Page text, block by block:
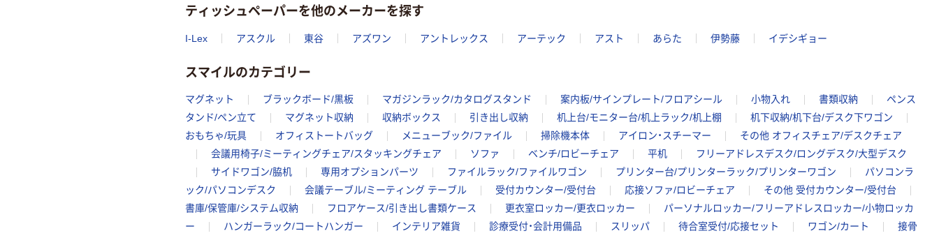
ティッシュペーパーを他のメーカーを探す
I-Lex アスクル 東谷 アズワン アントレックス アーテック アスト あらた 伊勢藤 イデシギョー
スマイルのカテゴリー
マグネット ブラックボード/黒板 マガジンラック/カタログスタンド 案内板/サインプレート/フロアシール 小物入れ 書類収納
ペンス
タンド/ペン立て
マグネット収納 収納ボックス 引き出し収納 机上台/モニター台/机上ラック/机上棚
机下収納/机下台/デスク下ワゴン
おもちゃ/玩具
オフィストートバッグ メニューブック/ファイル 掃除機本体 アイロン・スチーマー
その他 オフィスチェア/デスクチェア
会議用椅子/ミーティングチェア/スタッキングチェア
ソファ ベンチ/ロビーチェア 平机
フリーアドレスデスク/ロングデスク/大型デスク
サイドワゴン/脇机
専用オプションパーツ ファイルラック/ファイルワゴン プリンター台/プリンターラック/プリンターワゴン
パソコンラ
ック/パソコンデスク
会議テーブル/ミーティング テーブル 受付カウンター/受付台 応接ソファ/ロビーチェア
その他 受付カウンター/受付台
書庫/保管庫/システム収納
フロアケース/引き出し書類ケース 更衣室ロッカー/更衣ロッカー
パーソナルロッカー/フリーアドレスロッカー/小物ロッカ
ー
ハンガーラック/コートハンガー インテリア雑貨 診療受付・会計用備品 スリッパ 待合室受付/応接セット ワゴン/カート
接骨